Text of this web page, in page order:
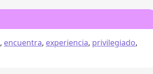
, encuentra, experiencia, privilegiado,